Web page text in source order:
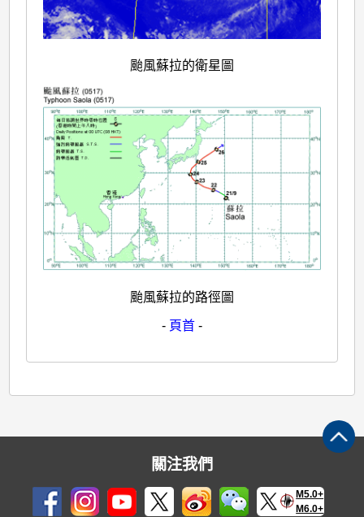
颱風蘇拉的衛星圖
颱風蘇拉的路徑圖
- 頁首 -
關注我們
M5.0+
M6.0+